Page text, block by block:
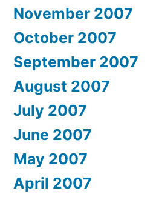
November 2007
October 2007
September 2007
August 2007
July 2007
June 2007
May 2007
April 2007